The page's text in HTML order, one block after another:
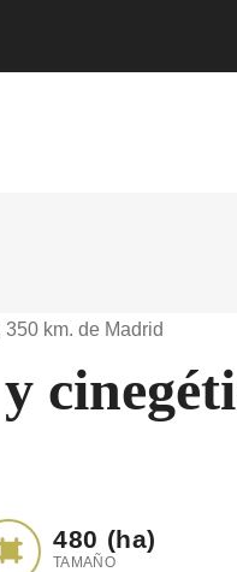
km. de Madrid
480 (ha)
TAMAÑO